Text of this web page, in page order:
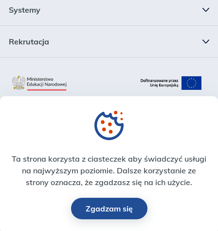
Ta strona korzysta z ciasteczek aby świadczyć usługi
na najwyższym poziomie. Dalsze korzystanie ze
strony oznacza, że zgadzasz się na ich użycie.
Zgadzam się
Struktura
Zadania
Systemy
Krajowy System Danych Oświatowych
Zintegrowana Platforma Edukacyjna
Rekrutacja
© Centrum Informatyczne Edukacji, 2026
Deklaracja dostępności